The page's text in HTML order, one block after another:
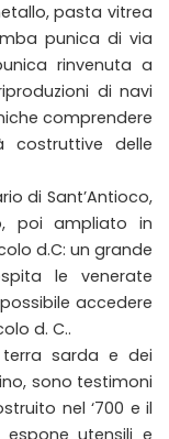
pasta vitrea
punica di via
rinvenuta a
di navi
comprendere
costruttive delle
di Sant’Antioco,
poi ampliato in
d.C: un grande
le venerate
accedere
d. C..
terra sarda e dei
sono testimoni
nel ‘700 e il
utensili e